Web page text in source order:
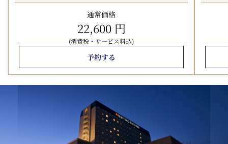
当ホテルは3か所の外部駐車場と提携しております。ホテ
ル専用駐車場はありません。
①びぷれす熊日会館有料駐車場（ホテル日航熊本地下2
階）
・収容台数：125台・車種制限：高さ2.1Ｍ、幅2.1Ｍ、長
さ5.0Ｍまで
・優待料金：ご1泊につき2,200円(税込）
②パークシティ24ｈ白川公園/③パークシティ24h水道町
（ホテルまで徒歩約5分）
通常価格
22,600 円
(消費税・サービス料込)
予約する